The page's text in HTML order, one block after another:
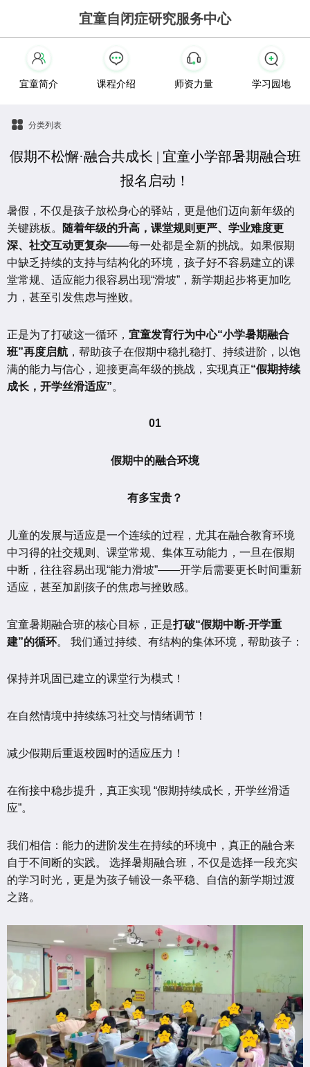
宜童自闭症研究服务中心
宜童简介 课程介绍 师资力量 学习园地
分类列表
假期不松懈·融合共成长 | 宜童小学部暑期融合班
报名启动！
暑假，不仅是孩子放松身心的驿站，更是他们迈向新年级的
关键跳板。
随着年级的升高，课堂规则更严、学业难度更
深、社交互动更复杂——每一处都是全新的挑战。如果假期
中缺乏持续的支持与结构化的环境，孩子好不容易建立的课
堂常规、适应能力很容易出现“滑坡”，新学期起步将更加吃
力，甚至引发焦虑与挫败。
正是为了打破这一循环， 宜童发育行为中心“小学暑期融合
班”再度启航 ，帮助孩子在假期中稳扎稳打、持续进阶，以饱
满的能力与信心，迎接更高年级的挑战，实现真正“假期持续
成长，开学丝滑适应”。
01
假期中的融合环境
有多宝贵？
儿童的发展与适应是一个连续的过程，尤其在融合教育环境
中习得的社交规则、课堂常规、集体互动能力，一旦在假期
中断，往往容易出现“能力滑坡”——开学后需要更长时间重新
适应，甚至加剧孩子的焦虑与挫败感。
宜童暑期融合班的核心目标，正是打破“假期中断-开学重
建”的循环。 我们通过持续、有结构的集体环境，帮助孩子：
保持并巩固已建立的课堂行为模式！
在自然情境中持续练习社交与情绪调节！
减少假期后重返校园时的适应压力！
在衔接中稳步提升，真正实现 “假期持续成长，开学丝滑适
应”。
我们相信：能力的进阶发生在持续的环境中，真正的融合来
自于不间断的实践。 选择暑期融合班，不仅是选择一段充实
的学习时光，更是为孩子铺设一条平稳、自信的新学期过渡
之路。